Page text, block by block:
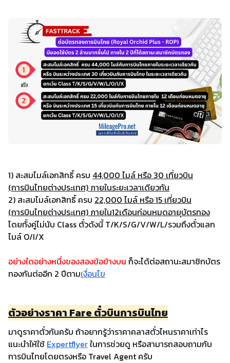
1) สะสมไมล์เอกสิทธิ์ ครบ 44,000 ไมล์ หรือ 30 เที่ยวบิน
(การบินไทยต่างประเทศ) ภายในระยะเวลาเดียวกัน
2) สะสมไมล์เอกสิทธิ์ ครบ 22,000 ไมล์ หรือ 15 เที่ยวบิน
(การบินไทยต่างประเทศ) ภายใน12เดือนก่อนหมดอายุบัตรทอง
โดยทั้งคู่ไม่นับ Class ตั๋วดังนี้ T/K/S/G/V/W/L/รวมถึงตั๋วแลก
ไมล์ O/I/X
อย่างใดอย่างหนึ่งของสองข้อข้างบน ก็จะได้ต่อสถานะสมาชิกบัตร
ทองกันต่ออีก 2 ปีตามเงื่อนไข
ตัวอย่างราคา Fare ตั๋วบินการบินไทย
มาดูราคาตั๋วกันครับ ถ้าอยากรู้ว่าราคาคลาสตั๋วไหนราคาเท่าไร
แนะนำให้ใช้ Expertflyerในการช่วยดู หรือสามารถสอบถามกับ
การบินไทยโดยตรงหรือ Travel Agent ครับ